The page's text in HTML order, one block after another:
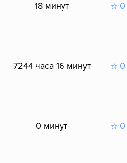
18 минут 0
7244 часа 16 минут 0
0 минут 0